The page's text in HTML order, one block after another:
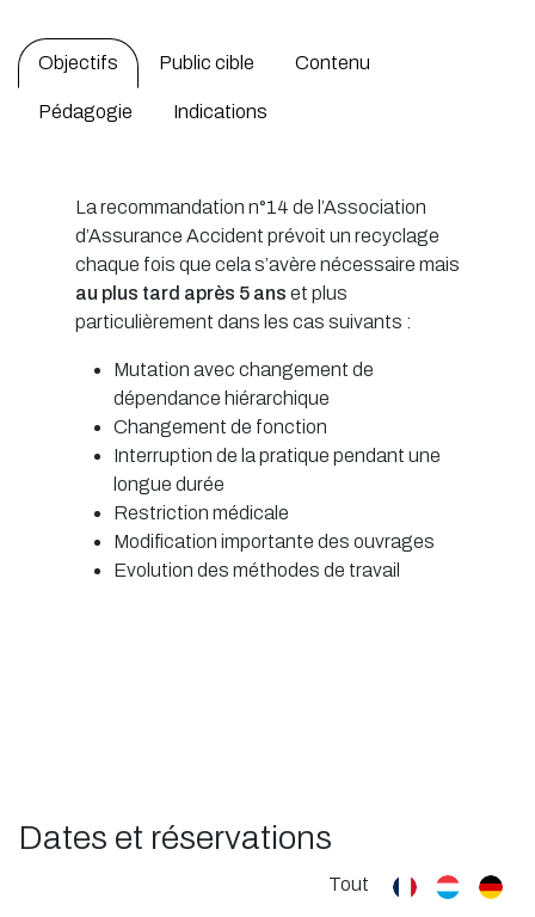
Objectifs Public cible Contenu
Pédagogie Indications
La recommandation n°14 de l’Association
d’Assurance Accident prévoit un recyclage
chaque fois que cela s’avère nécessaire mais
au plus tard après 5 ans et plus
particulièrement dans les cas suivants :
Mutation avec changement de
dépendance hiérarchique
Changement de fonction
Interruption de la pratique pendant une
longue durée
Restriction médicale
Modification importante des ouvrages
Evolution des méthodes de travail
Dates et réservations
Tout